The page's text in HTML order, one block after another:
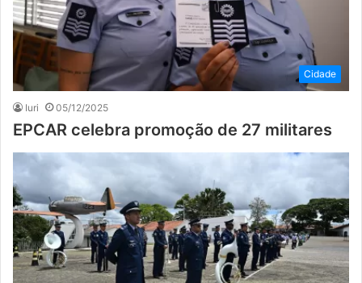
Cidade
Iuri 05/12/2025
EPCAR celebra promoção de 27 militares